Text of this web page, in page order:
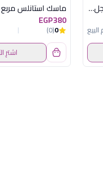
ترولى4دور معدن ابيض بالعجل بيزاميتاليتكس
ماسك استانلس
EGP380
0
(0)
اشترِ